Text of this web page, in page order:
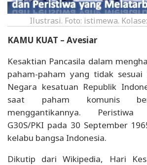
Ilustrasi. Foto: istimewa.
KAMU KUAT – Avesiar
Kesaktian Pancasila dalam
paham-paham yang tidak
Negara kesatuan Republik
saat paham komunis
menggantikannya. Peristiwa
G30S/PKI pada 30 September
kelabu bangsa Indonesia.
Dikutip dari Wikipedia, Hari